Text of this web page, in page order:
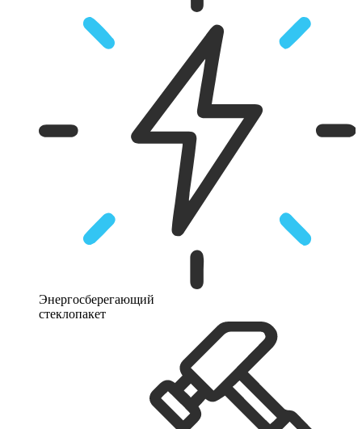
Энергосберегающий
стеклопакет